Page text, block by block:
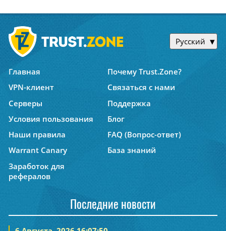
Русский
Главная
Почему Trust.Zone?
VPN-клиент
Связаться с нами
Серверы
Поддержка
Условия пользования
Блог
Наши правила
FAQ (Вопрос-ответ)
Warrant Canary
База знаний
Заработок для
рефералов
Последние новости